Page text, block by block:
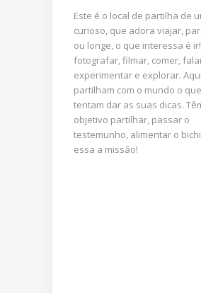
Este é o local de partilha de
curioso, que adora viajar,
ou longe, o que interessa é
fotografar, filmar, comer,
experimentar e explorar. Aqui
partilham com o mundo o
tentam dar as suas dicas.
objetivo partilhar, passar o
testemunho, alimentar o
essa a missão!